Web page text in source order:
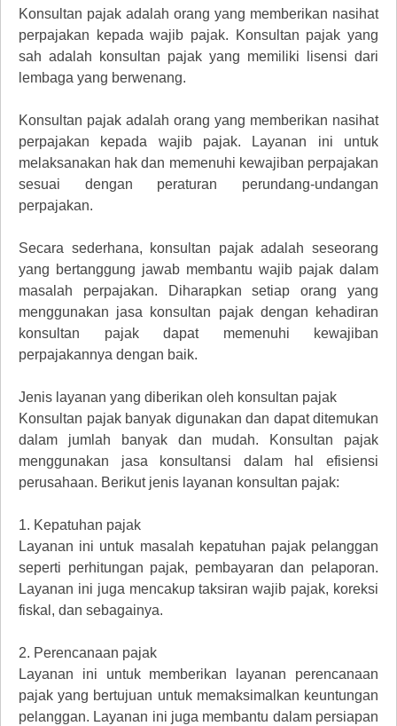
Konsultan pajak adalah orang yang memberikan nasihat
perpajakan kepada wajib pajak. Konsultan pajak yang
sah adalah konsultan pajak yang memiliki lisensi dari
lembaga yang berwenang.
Konsultan pajak adalah orang yang memberikan nasihat
perpajakan kepada wajib pajak. Layanan ini untuk
melaksanakan hak dan memenuhi kewajiban perpajakan
sesuai dengan peraturan perundang-undangan
perpajakan.
Secara sederhana, konsultan pajak adalah seseorang
yang bertanggung jawab membantu wajib pajak dalam
masalah perpajakan. Diharapkan setiap orang yang
menggunakan jasa konsultan pajak dengan kehadiran
konsultan pajak dapat memenuhi kewajiban
perpajakannya dengan baik.
Jenis layanan yang diberikan oleh konsultan pajak
Konsultan pajak banyak digunakan dan dapat ditemukan
dalam jumlah banyak dan mudah. Konsultan pajak
menggunakan jasa konsultansi dalam hal efisiensi
perusahaan. Berikut jenis layanan konsultan pajak:
1. Kepatuhan pajak
Layanan ini untuk masalah kepatuhan pajak pelanggan
seperti perhitungan pajak, pembayaran dan pelaporan.
Layanan ini juga mencakup taksiran wajib pajak, koreksi
fiskal, dan sebagainya.
2. Perencanaan pajak
Layanan ini untuk memberikan layanan perencanaan
pajak yang bertujuan untuk memaksimalkan keuntungan
pelanggan. Layanan ini juga membantu dalam persiapan